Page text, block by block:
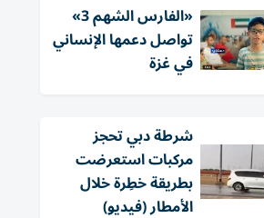
«الفارس الشهم 3»
تواصل دعمها الإنساني
في غزة
شرطة دبي تحجز
مركبات استعرضت
بطريقة خطِرة خلال
الأمطار (فيديو)